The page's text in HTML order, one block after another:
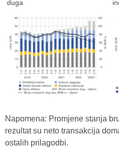
duga
Napomena: Promjene stanja
rezultat su neto transakcija
ostalih prilagodbi.